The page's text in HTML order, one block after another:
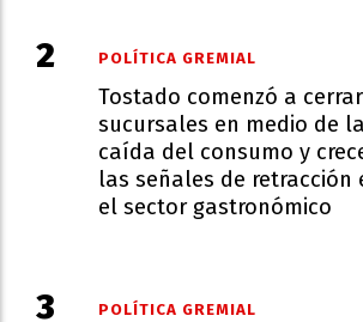
Tostado comenzó a cerrar
sucursales en medio de la
caída del consumo y
las señales de retracción
el sector gastronómico
POLÍTICA GREMIAL
POLÍTICA GREMIAL